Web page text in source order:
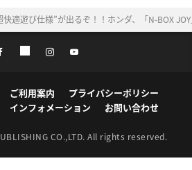
快適遊び仕様”が出るぞ！！ホンダ、「N-BOX
ご利用案内
プライバシーポリシー
インフォメーション お問い合わせ
CO.,LTD. All rights reserved.